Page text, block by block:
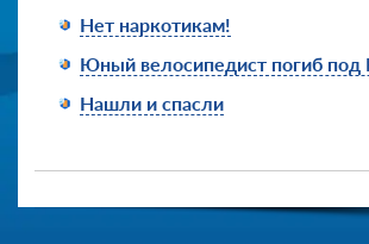
Нет наркотикам!
Юный велосипедист погиб
Нашли и спасли